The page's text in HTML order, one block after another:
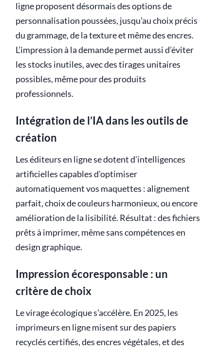
ligne proposent désormais des options de
personnalisation poussées, jusqu’au choix précis
du grammage, de la texture et même des encres.
L’impression à la demande permet aussi d’éviter
les stocks inutiles, avec des tirages unitaires
possibles, même pour des produits
professionnels.
Intégration de l’IA dans les outils de
création
Les éditeurs en ligne se dotent d’intelligences
artificielles capables d’optimiser
automatiquement vos maquettes : alignement
parfait, choix de couleurs harmonieux, ou encore
amélioration de la lisibilité. Résultat : des fichiers
prêts à imprimer, même sans compétences en
design graphique.
Impression écoresponsable : un
critère de choix
Le virage écologique s’accélère. En 2025, les
imprimeurs en ligne misent sur des papiers
recyclés certifiés, des encres végétales, et des